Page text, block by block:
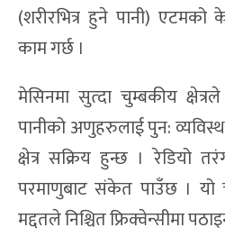
(शरीरभित्र हुने पानी)
काम गर्छ ।
मेसिनमा सुत्दा चुम्बकीय
पानीको अणुहरुलाई पुन:
क्षेत्र सक्रिय हुन्छ । रेडियो
परमाणुबाट संकेत पाउँछ । यो
मद्दतले निश्चित फ्रिक्वेन्सीमा